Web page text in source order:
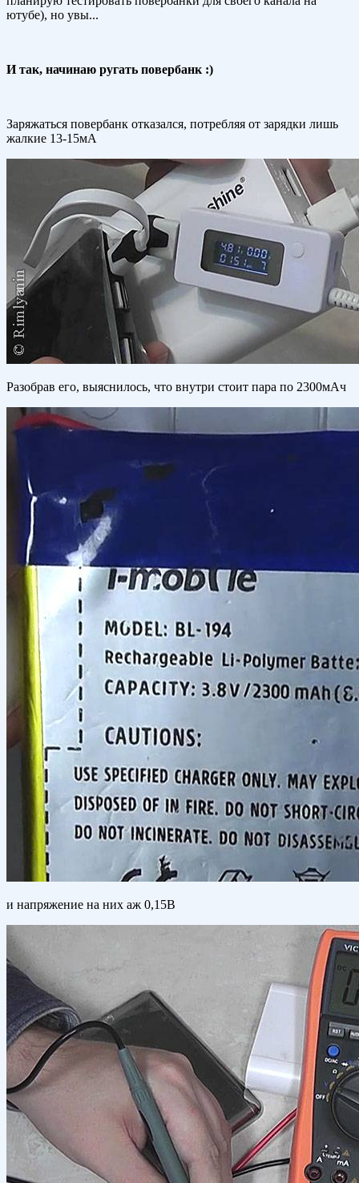
ютубе), но увы...
И так, начинаю ругать повербанк :)
Заряжаться повербанк отказался, потребляя от зарядки лишь
жалкие 13-15мА
Разобрав его, выяснилось, что внутри стоит пара по 2300мАч
и напряжение на них аж 0,15В